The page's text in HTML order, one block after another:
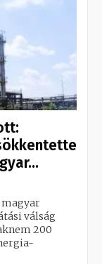
válság
200